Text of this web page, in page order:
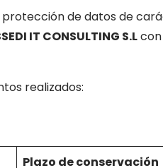
de datos de
IT CONSULTING S.Lcon
realizados:
Plazo de conservación